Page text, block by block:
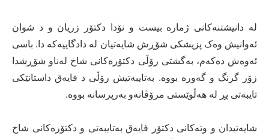
لە دانیشتنەکانی ژمارە بیست و نۆدا دکتۆر زریان و د شوان
ئەوانیش وەک پزیشکی شۆڕش شایەتیان لە دادگاییەکە دا. باسی
ئەوەش دەکەم، بەگشتی رۆڵی دکتۆرەکانی شاخ لەناو شۆڕشدا
زۆر گرنگ و گەورە بووە. بەتایبەتیش رۆڵی د فایەق داستانێکی
تایبەتی پڕ لە ھەڵوێستی مرۆڤانەو بەرپرسانە بووە.
شایەتیدان و وتەکانی دکتۆر فایەق بەتایبەتی و دکتۆرەکانی شاخ